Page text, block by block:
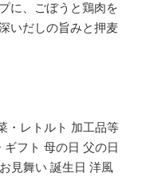
に、ごぼうと鶏肉を
いだしの旨みと押麦
・レトルト 加工品等
フト 母の日 父の日
見舞い 誕生日 洋風